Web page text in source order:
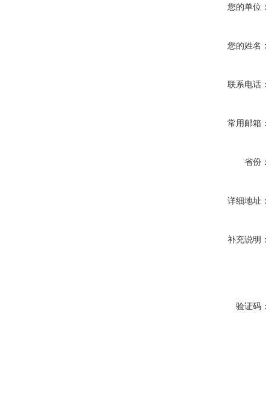
您的单位：
您的姓名：
联系电话：
常用邮箱：
省份：
详细地址：
补充说明：
验证码：